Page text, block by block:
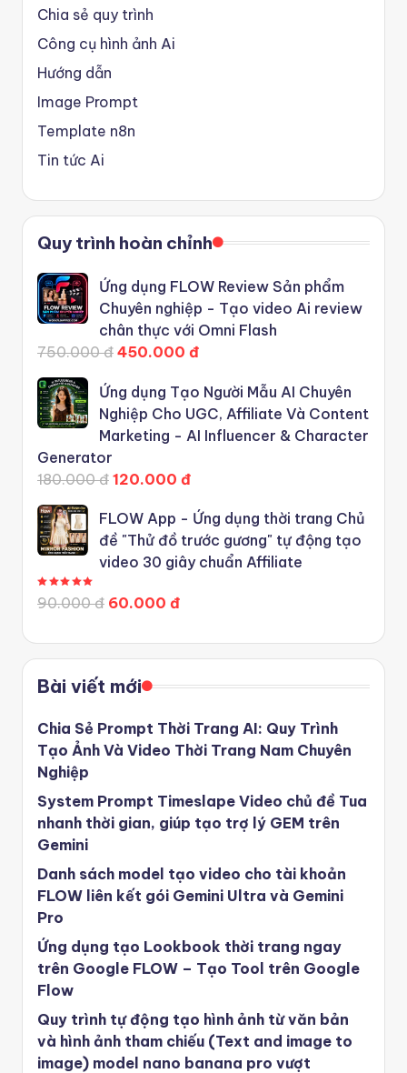
Chia sẻ quy trình
Công cụ hình ảnh Ai
Hướng dẫn
Image Prompt
Template n8n
Tin tức Ai
Quy trình hoàn chỉnh
Ứng dụng FLOW Review Sản phẩm
Chuyên nghiệp - Tạo video Ai review
chân thực với Omni Flash
750.000 đ 450.000 đ
Ứng dụng Tạo Người Mẫu AI Chuyên
Nghiệp Cho UGC, Affiliate Và Content
Marketing - AI Influencer & Character
Generator
180.000 đ 120.000 đ
FLOW App - Ứng dụng thời trang Chủ
đề "Thử đồ trước gương" tự động tạo
video 30 giây chuẩn Affiliate
90.000 đ 60.000 đ
Bài viết mới
Chia Sẻ Prompt Thời Trang AI: Quy Trình
Tạo Ảnh Và Video Thời Trang Nam Chuyên
Nghiệp
System Prompt Timeslape Video chủ đề Tua
nhanh thời gian, giúp tạo trợ lý GEM trên
Gemini
Danh sách model tạo video cho tài khoản
FLOW liên kết gói Gemini Ultra và Gemini
Pro
Ứng dụng tạo Lookbook thời trang ngay
trên Google FLOW – Tạo Tool trên Google
Flow
Quy trình tự động tạo hình ảnh từ văn bản
và hình ảnh tham chiếu (Text and image to
image) model nano banana pro vượt